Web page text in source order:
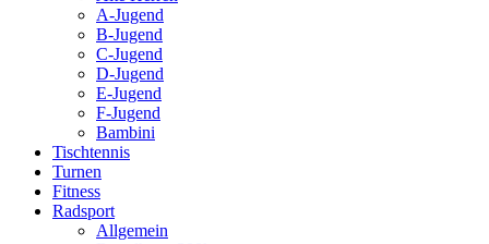
A-Jugend
B-Jugend
C-Jugend
D-Jugend
E-Jugend
F-Jugend
Bambini
Tischtennis
Turnen
Fitness
Radsport
Allgemein